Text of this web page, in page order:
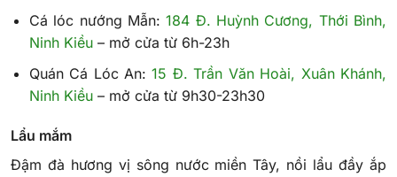
Cá lóc nướng Mẫn:184 Đ. Huỳnh Cương, Thới Bình,
Ninh Kiều– mở cửa từ 6h-23h
Quán Cá Lóc An:15 Đ. Trần Văn Hoài, Xuân Khánh,
Ninh Kiều– mở cửa từ 9h30-23h30
Lẩu mắm
Đậm đà hương vị sông nước miền Tây, nồi lẩu đầy ắp